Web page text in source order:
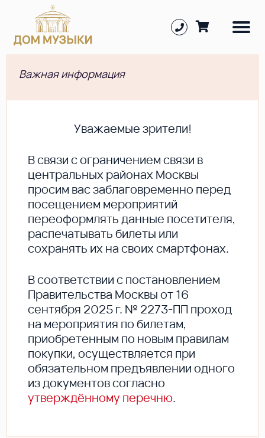
Важная информация
Уважаемые зрители!
В cвязи с ограничением связи в
центральных районах Москвы
просим вас заблаговременно перед
посещением мероприятий
переоформлять данные посетителя,
распечатывать билеты или
сохранять их на своих смартфонах.
В соответствии с постановлением
Правительства Москвы от 16
сентября 2025 г. № 2273-ПП проход
на мероприятия по билетам,
приобретенным по новым правилам
покупки, осуществляется при
обязательном предъявлении одного
из документов согласно
утверждённому перечню.